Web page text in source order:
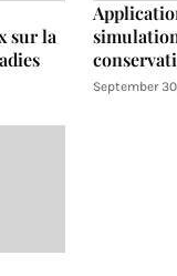
sur la
September